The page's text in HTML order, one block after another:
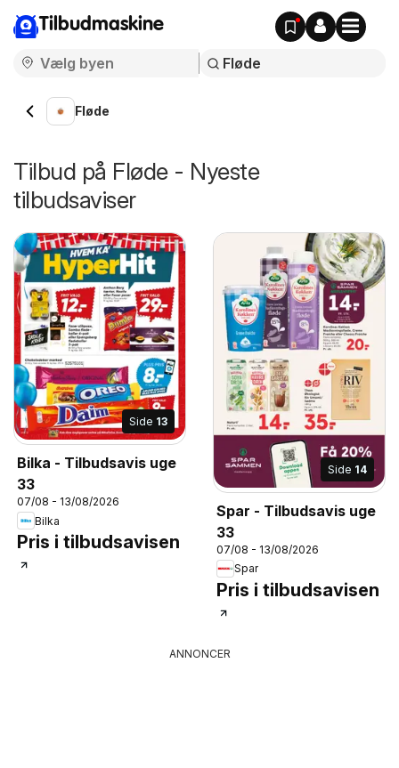
Tilbudmaskine
Fløde
Tilbud på Fløde - Nyeste
tilbudsaviser
Side 13
Bilka - Tilbudsavis uge
33
07/08 - 13/08/2026
Bilka
Pris i tilbudsavisen
Side 14
Spar - Tilbudsavis uge
33
07/08 - 13/08/2026
Spar
Pris i tilbudsavisen
ANNONCER